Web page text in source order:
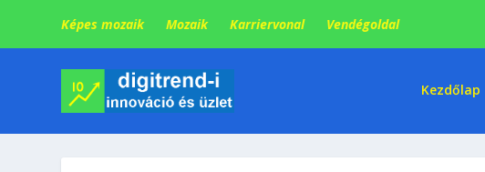
Képes mozaik Mozaik Karriervonal Vendégoldal
Kezdőlap